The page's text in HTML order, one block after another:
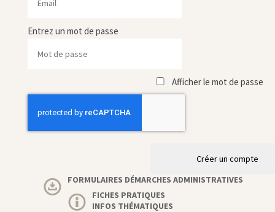
Entrez un mot de passe
Afficher le mot de passe
Créer un compte
FORMULAIRES DÉMARCHES ADMINISTRATIVES
FICHES PRATIQUES
INFOS THÉMATIQUES